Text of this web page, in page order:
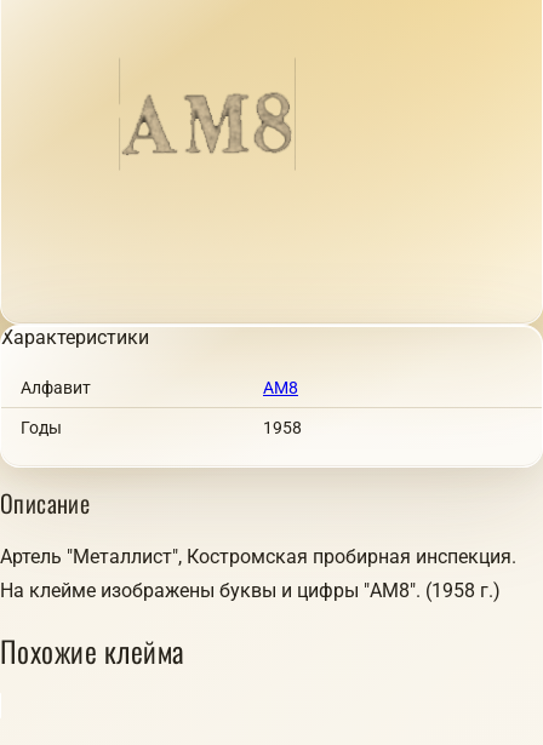
Характеристики
Алфавит АМ8
Годы 1958
Описание
Артель "Металлист", Костромская пробирная инспекция.
На клейме изображены буквы и цифры "АМ8". (1958 г.)
Похожие клейма